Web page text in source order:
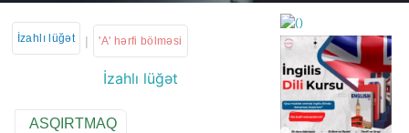
İzahlı lüğət | 'A' hərfi bölməsi
İzahlı lüğət
ASQIRTMAQ https://wa.me/